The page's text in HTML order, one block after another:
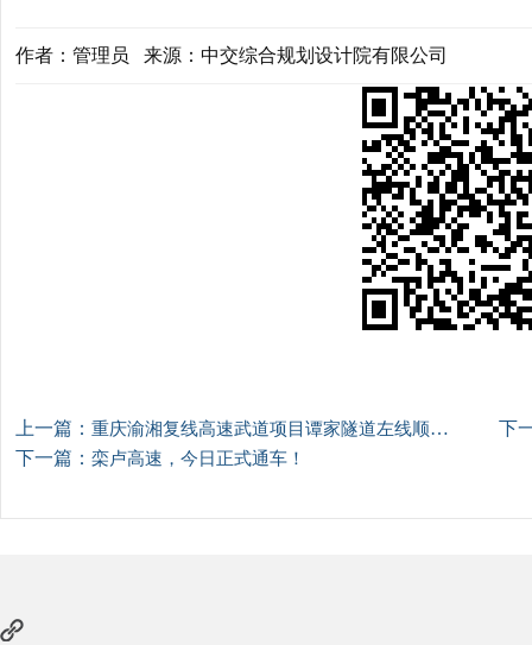
作者：管理员 来源：中交综合规划设计院有限公司
上一篇： 重庆渝湘复线高速武道项目谭家隧道左线顺利贯通
下
下一篇： 栾卢高速，今日正式通车！